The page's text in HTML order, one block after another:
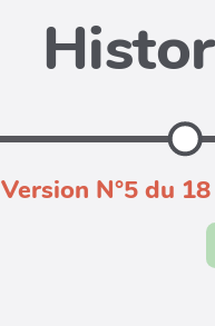
Version N°5 du